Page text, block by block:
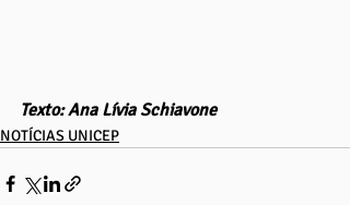
Texto: Ana Lívia Schiavone
NOTÍCIAS UNICEP